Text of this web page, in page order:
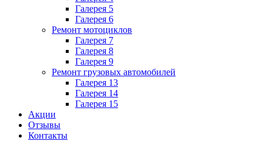
Галерея 5
Галерея 6
Ремонт мотоциклов
Галерея 7
Галерея 8
Галерея 9
Ремонт грузовых автомобилей
Галерея 13
Галерея 14
Галерея 15
Акции
Отзывы
Контакты